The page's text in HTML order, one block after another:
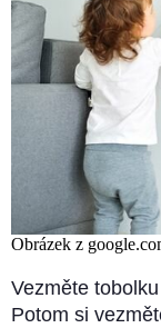
Obrázek z
Vezměte
Potom si